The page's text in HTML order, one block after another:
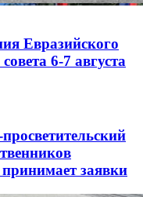
Евразийского
6-7 августа
заявки